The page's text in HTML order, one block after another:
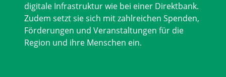
digitale Infrastruktur wie bei einer Direktbank.
Zudem setzt sie sich mit zahlreichen Spenden,
Förderungen und Veranstaltungen für die
Region und ihre Menschen ein.